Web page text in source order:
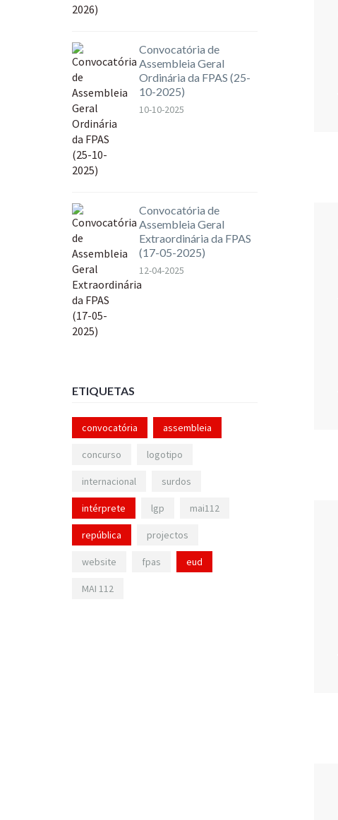
Convocatória de
Assembleia Geral
Ordinária da FPAS (25-
10-2025)
10-10-2025
Convocatória de
Assembleia Geral
Extraordinária da FPAS
(17-05-2025)
12-04-2025
ETIQUETAS
convocatória assembleia
concurso logotipo
internacional surdos
intérprete lgp mai112
república projectos
website fpas eud
MAI 112